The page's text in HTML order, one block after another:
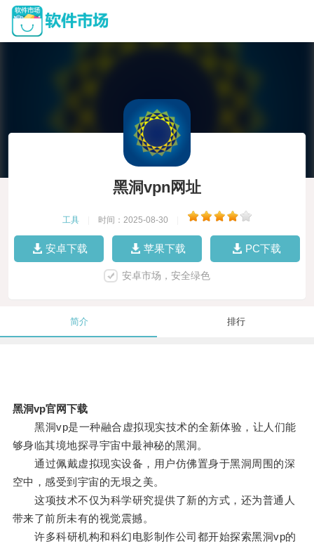
黑洞vpn网址
工具 时间：2025-08-30
安卓下载 苹果下载 PC下载
安卓市场，安全绿色
简介 排行
黑洞vp官网下载
黑洞vp是一种融合虚拟现实技术的全新体验，让人们能
够身临其境地探寻宇宙中最神秘的黑洞。
通过佩戴虚拟现实设备，用户仿佛置身于黑洞周围的深
空中，感受到宇宙的无垠之美。
这项技术不仅为科学研究提供了新的方式，还为普通人
带来了前所未有的视觉震撼。
许多科研机构和科幻电影制作公司都开始探索黑洞vp的